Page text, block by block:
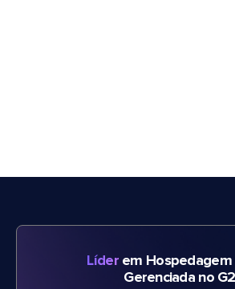
Líderem Hospedagem
Gerenciada no G2